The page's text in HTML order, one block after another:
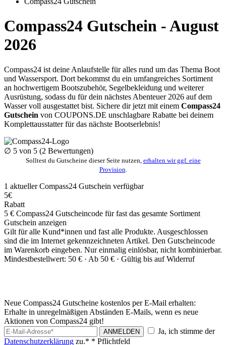
Compass24 Gutschein - August
2026
Compass24 ist deine Anlaufstelle für alles rund um das Thema Boot
und Wassersport. Dort bekommst du ein umfangreiches Sortiment
an hochwertigem Bootszubehör, Segelbekleidung und weiterer
Ausrüstung, sodass du für dein nächstes Abenteuer 2026 auf dem
Wasser voll ausgestattet bist. Sichere dir jetzt mit einem Compass24
Gutschein von COUPONS.DE unschlagbare Rabatte bei deinem
Komplettausstatter für das nächste Bootserlebnis!
∅ 5 von 5 (2 Bewertungen)
Solltest du Gutscheine dieser Seite nutzen, erhalten wir ggf. eine
Provision
1 aktueller Compass24 Gutschein verfügbar
5€
Rabatt
5 € Compass24 Gutscheincode für fast das gesamte Sortiment
Gutschein anzeigen
Gilt für alle Kund*innen und fast alle Produkte. Ausgeschlossen
sind die im Internet gekennzeichneten Artikel. Den Gutscheincode
im Warenkorb eingeben. Nur einmalig einlösbar, nicht kombinierbar.
Mindestbestellwert: 50 € · Ab 50 € · Gültig bis auf Widerruf
Neue Compass24 Gutscheine kostenlos per E-Mail erhalten:
Erhalte in unregelmäßigen Abständen E-Mails, wenn es neue
Aktionen von Compass24 gibt!
ANMELDEN
Ja, ich stimme der
Datenschutzerklärung zu.* * Pflichtfeld